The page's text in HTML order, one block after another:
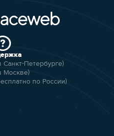
Санкт-Петербурге)
Москве)
по России)